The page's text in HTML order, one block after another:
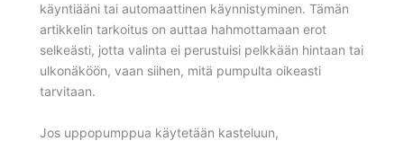
käyntiääni tai automaattinen käynnistyminen. Tämän
artikkelin tarkoitus on auttaa hahmottamaan erot
selkeästi, jotta valinta ei perustuisi pelkkään hintaan tai
ulkonäköön, vaan siihen, mitä pumpulta oikeasti
tarvitaan.
Jos uppopumppua käytetään kasteluun,